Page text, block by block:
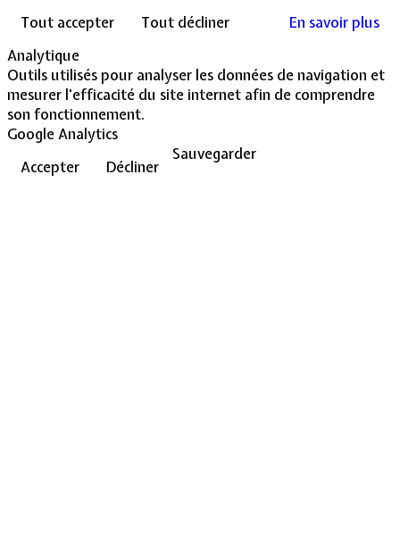
Tout accepter
Tout décliner
En savoir plus
Analytique
Outils utilisés pour analyser les données de navigation et
mesurer l'efficacité du site internet afin de comprendre
son fonctionnement.
Google Analytics
Accepter
Décliner
Sauvegarder